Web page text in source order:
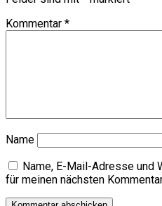
Kommentar *
Name
Name, E-Mail-Adresse und
für meinen nächsten